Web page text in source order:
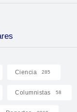
Ciencia 285
Columnistas 58